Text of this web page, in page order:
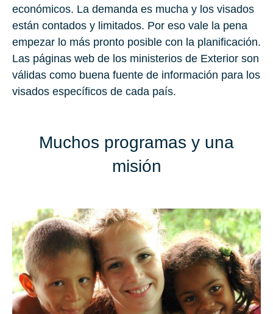
económicos. La demanda es mucha y los visados
están contados y limitados. Por eso vale la pena
empezar lo más pronto posible con la planificación.
Las páginas web de los ministerios de Exterior son
válidas como buena fuente de información para los
visados específicos de cada país.
Muchos programas y una
misión